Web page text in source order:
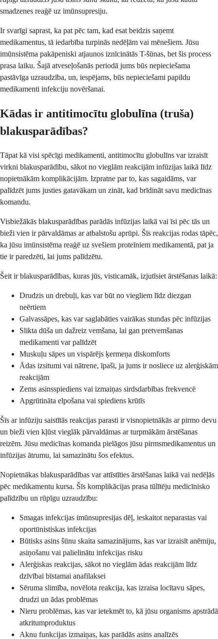
smadzenes reaģē uz imūnsupresiju.
Ir svarīgi saprast, ka pat pēc tam, kad esat beidzis saņemt
medikamentus, tā iedarbība turpinās nedēļām vai mēnešiem. Jūsu
imūnsistēma pakāpeniski atjaunos iznīcinātās T-šūnas, bet šis process
prasa laiku. Šajā atveseļošanās periodā jums būs nepieciešama
pastāvīga uzraudzība, un, iespējams, būs nepieciešami papildu
medikamenti infekciju novēršanai.
Kādas ir antitimocītu globulīna (truša)
blakusparādības?
Tāpat kā visi spēcīgi medikamenti, antitimocītu globulīns var izraisīt
virkni blakusparādību, sākot no vieglām reakcijām infūzijas laikā līdz
nopietnākām komplikācijām. Izpratne par to, kas sagaidāms, var
palīdzēt jums justies gatavākam un zināt, kad brīdināt savu medicīnas
komandu.
Visbiežākās blakusparādības parādās infūzijas laikā vai īsi pēc tās un
bieži vien ir pārvaldāmas ar atbalstošu aprūpi. Šīs reakcijas rodas tāpēc,
ka jūsu imūnsistēma reaģē uz svešiem proteīniem medikamentā, pat ja
tie ir paredzēti, lai jums palīdzētu.
Šeit ir blakusparādības, kuras jūs, visticamāk, izjutīsiet ārstēšanas laikā:
Drudzis un drebuļi, kas var būt no viegliem līdz diezgan
neērtiem
Galvassāpes, kas var saglabāties vairākas stundas pēc infūzijas
Slikta dūša un dažreiz vemšana, lai gan pretvemšanas
medikamenti var palīdzēt
Muskuļu sāpes un vispārējs ķermeņa diskomforts
Ādas izsitumi vai nātrene, īpaši, ja jums ir nosliece uz alerģiskām
reakcijām
Zems asinsspiediens vai izmaiņas sirdsdarbības frekvencē
Apgrūtināta elpošana vai spiediens krūtīs
Šīs ar infūziju saistītās reakcijas parasti ir visnopietnākās ar pirmo devu
un bieži vien kļūst vieglāk pārvaldāmas ar turpmākām ārstēšanas
reizēm. Jūsu medicīnas komanda pielāgos jūsu pirmsmedikamentus un
infūzijas ātrumu, lai samazinātu šos efektus.
Nopietnākas blakusparādības var attīstīties ārstēšanas laikā vai nedēļās
pēc medikamentu kursa. Šīs komplikācijas prasa tūlītēju medicīnisko
palīdzību un rūpīgu uzraudzību:
Smagas infekcijas imūnsupresijas dēļ, ieskaitot neparastas vai
oportūnistiskas infekcijas
Būtisks asins šūnu skaita samazinājums, kas var izraisīt anēmiju,
asiņošanu vai palielinātu infekcijas risku
Alerģiskas reakcijas, sākot no vieglām ādas reakcijām līdz
dzīvībai bīstamai anafilaksei
Sēruma slimība, novēlota reakcija, kas izraisa locītavu sāpes,
drudzi un ādas problēmas
Nieru problēmas, kas var ietekmēt to, kā jūsu organisms apstrādā
atkritumproduktus
Aknu funkcijas izmaiņas, kas parādās asins analīzēs